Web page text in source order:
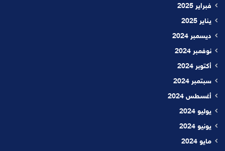
فبراير 2025
يناير 2025
ديسمبر 2024
نوفمبر 2024
أكتوبر 2024
سبتمبر 2024
أغسطس 2024
يوليو 2024
يونيو 2024
مايو 2024